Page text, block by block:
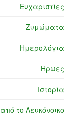
Ευχαριστίες
Ζυμώματα
Ημερολόγια
Ήρωες
Ιστορία
το Λευκόνοικο